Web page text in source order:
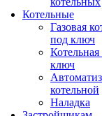
Котельные
Газовая
под ключ
ключ
котельной
Наладка